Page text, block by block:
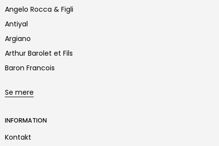
Angelo Rocca & Figli
Antiyal
Argiano
Arthur Barolet et Fils
Baron Francois
Se mere
INFORMATION
Kontakt